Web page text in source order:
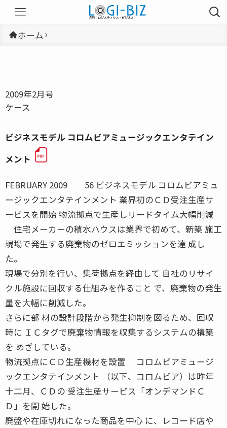
ホーム
2009年2月号
ケース
ビジネスモデル コロムビアミュージックエンタテイン
メント
FEBRUARY 2009 56 ビジネスモデル コロムビアミュ
ージックエンタテインメント 業界初のＣＤ受注生産サ
ービスを開始 物流拠点で生産しリードタイム大幅削減
住宅メーカーの積水ハウスは業界で初めて、新築 施工
現場で発生する廃棄物のゼロエミッションを達 成し
た。
現場で分別を行い、集荷拠点を経由して 自社のリサイ
クル施設に回収する仕組みを作ること で、廃棄物の発生
量を大幅に削減した。
さらに部 材の設計段階から発生抑制を図るため、回収
時に ＩＣタグで廃棄物情報を収集するシステムの構築
を めざしている。
物流拠点にＣＤ生産機材を設置 コロムビアミュージ
ックエンタテインメント （以下、コロムビア）は昨年
十二月、ＣＤの 受注生産サービス「オンデマンドＣ
Ｄ」を開 始した。
廃盤や在庫切れになった商品を中心 に、レコード店や